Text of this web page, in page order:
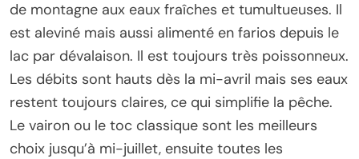
de montagne aux eaux fraîches et tumultueuses. Il
est aleviné mais aussi alimenté en farios depuis le
lac par dévalaison. Il est toujours très poissonneux.
Les débits sont hauts dès la mi-avril mais ses eaux
restent toujours claires, ce qui simplifie la pêche.
Le vairon ou le toc classique sont les meilleurs
choix jusqu’à mi-juillet, ensuite toutes les